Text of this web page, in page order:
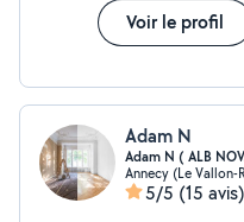
Voir le profil
Adam N
Adam N ( ALB
Annecy (Le Vallon-
5/5 (15 avis)